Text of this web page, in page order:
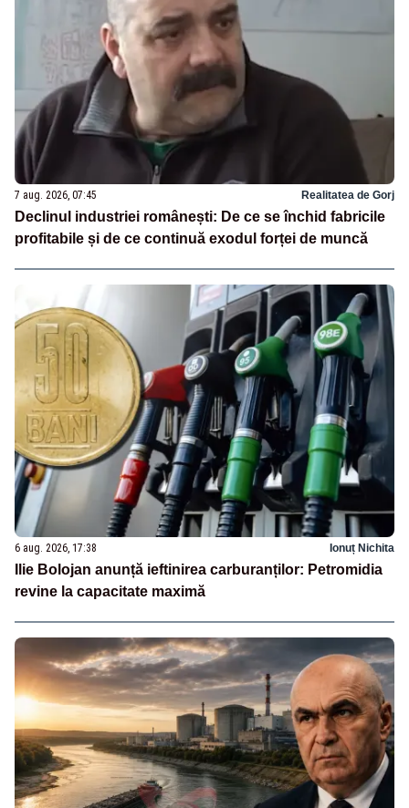
7 aug. 2026, 07:45 Realitatea de Gorj
Declinul industriei românești: De ce se închid fabricile
profitabile și de ce continuă exodul forței de muncă
6 aug. 2026, 17:38 Ionuț Nichita
Ilie Bolojan anunță ieftinirea carburanților: Petromidia
revine la capacitate maximă